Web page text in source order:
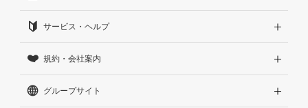
雰囲気から探す
見積りから探す
ランキングから探す
結婚式当日の動画『ムビレポ』
結婚準備ガイド
Wedding Park Magazine
結婚お悩みQ&A
サービス・ヘルプ
サイトコンセプト
はじめての方へ
規約・会社案内
利用規約
グループサイト